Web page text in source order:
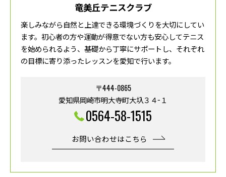
竜美丘テニスクラブ
楽しみながら自然と上達できる環境づくりを大切にしてい
ます。初心者の方や運動が得意でない方も安心してテニス
を始められるよう、基礎から丁寧にサポートし、それぞれ
の目標に寄り添ったレッスンを愛知で行います。
〒444-0865
愛知県岡崎市明大寺町大圦３４−１
0564-58-1515
お問い合わせはこちら